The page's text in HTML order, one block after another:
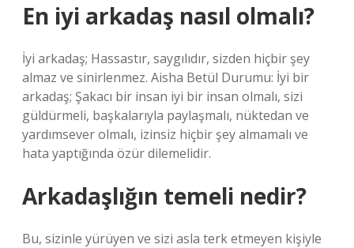
En iyi arkadaş nasıl olmalı?
İyi arkadaş; Hassastır, saygılıdır, sizden hiçbir şey
almaz ve sinirlenmez. Aisha Betül Durumu: İyi bir
arkadaş; Şakacı bir insan iyi bir insan olmalı, sizi
güldürmeli, başkalarıyla paylaşmalı, nüktedan ve
yardımsever olmalı, izinsiz hiçbir şey almamalı ve
hata yaptığında özür dilemelidir.
Arkadaşlığın temeli nedir?
Bu, sizinle yürüyen ve sizi asla terk etmeyen kişiyle